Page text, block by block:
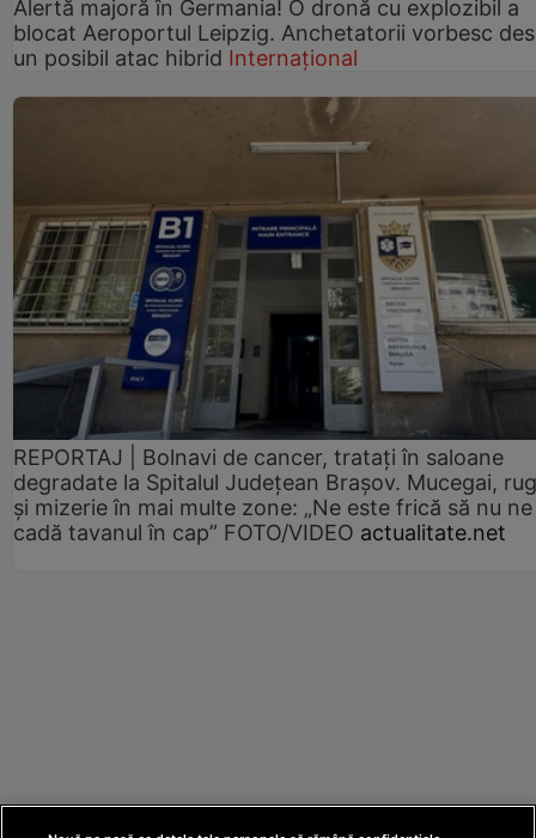
Alertă majoră în Germania! O dronă cu explozibil a
blocat Aeroportul Leipzig. Anchetatorii vorbesc
un posibil atac hibrid Internațional
REPORTAJ | Bolnavi de cancer, tratați în saloane
degradate la Spitalul Județean Brașov. Mucegai,
și mizerie în mai multe zone: „Ne este frică să nu ne
cadă tavanul în cap” FOTO/VIDEO actualitate.net